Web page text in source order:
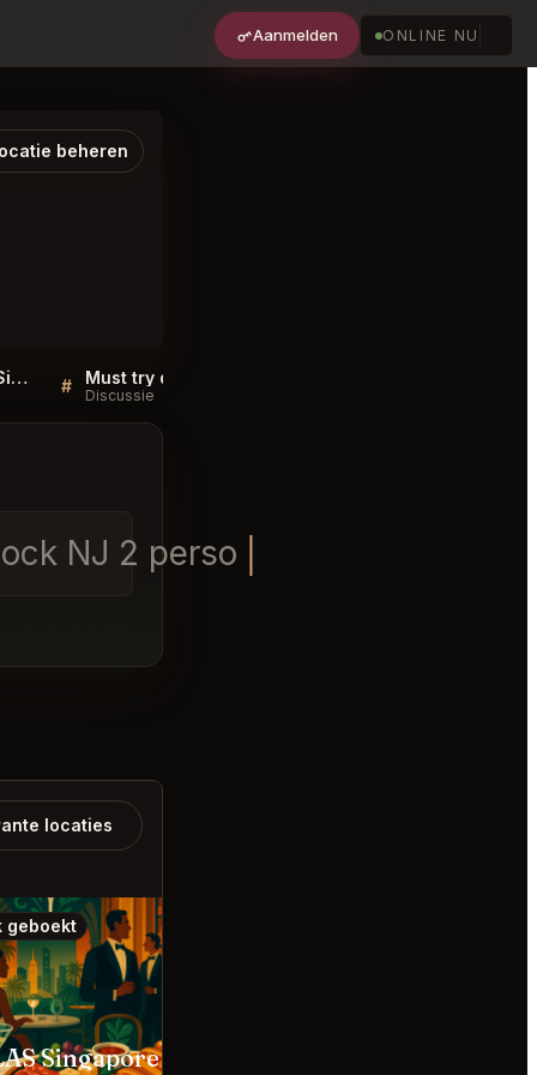
Aanmelden ONLINE NU
beheren
Sellers QA for Restaurant Singapore # Discussie
NJ 2 personen
locaties
geboekt
Singapore